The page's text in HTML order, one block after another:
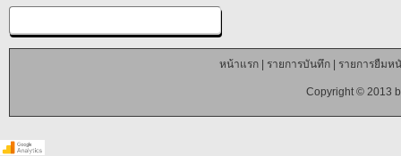
หน้าแรก| รายการบันทึก| รายการยืมห
Copyright © 2013